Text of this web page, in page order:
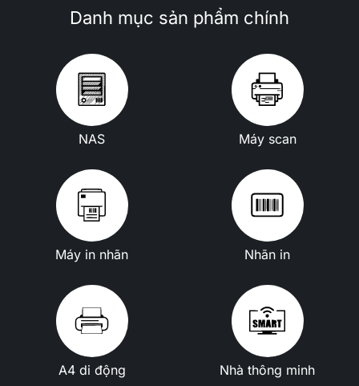
Danh mục sản phẩm chính
NAS Máy scan
Máy in nhãn Nhãn in
A4 di động Nhà thông minh